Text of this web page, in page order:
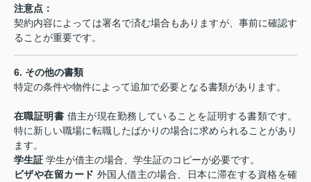
注意点：
契約内容によっては署名で済む場合もありますが、事前に確認す
ることが重要です。
6. その他の書類
特定の条件や物件によって追加で必要となる書類があります。
在職証明書 借主が現在勤務していることを証明する書類です。
特に新しい職場に転職したばかりの場合に求められることがあり
ます。
学生証 学生が借主の場合、学生証のコピーが必要です。
ビザや在留カード 外国人借主の場合、日本に滞在する資格を確